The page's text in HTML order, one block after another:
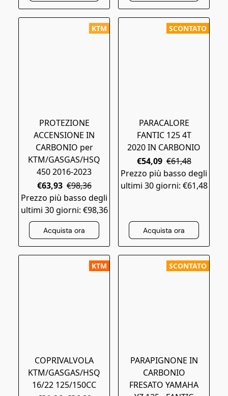
KTM
PROTEZIONE
ACCENSIONE IN
CARBONIO per
KTM/GASGAS/HSQ
450 2016-2023
€63,93 €98,36
Prezzo più basso degli
ultimi 30 giorni: €98,36
Acquista ora
SCONTATO
PARACALORE
FANTIC 125 4T
2020 IN CARBONIO
€54,09 €61,48
Prezzo più basso degli
ultimi 30 giorni: €61,48
Acquista ora
KTM
COPRIVALVOLA
KTM/GASGAS/HSQ
16/22 125/150CC
SCONTATO
PARAPIGNONE IN
CARBONIO
FRESATO YAMAHA